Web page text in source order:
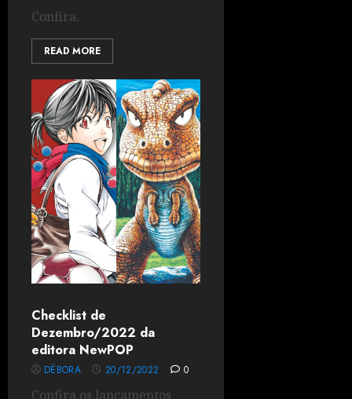
Confira.
READ MORE
Checklist de
Dezembro/2022 da
editora NewPOP
DÉBORA 20/12/2022 0
Confira os lançamentos